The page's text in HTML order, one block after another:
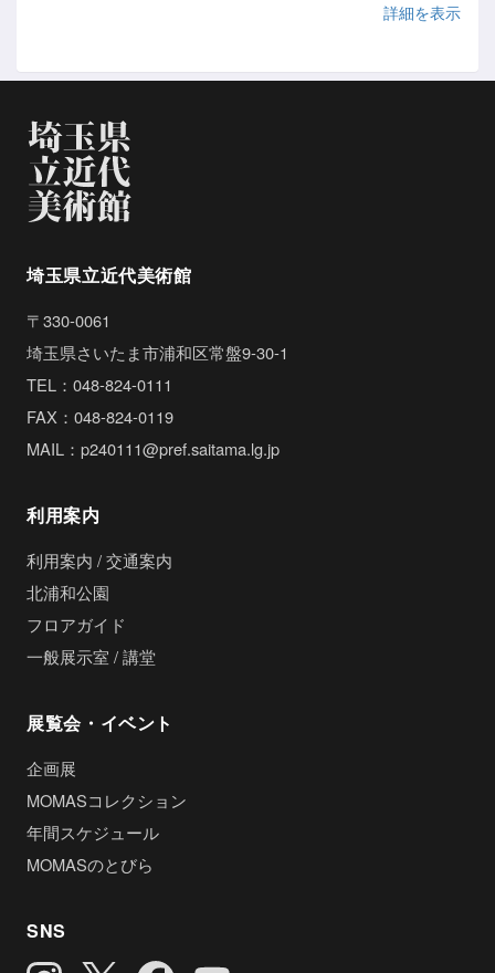
詳細を表示
埼玉県立近代美術館
〒330-0061
埼玉県さいたま市浦和区常盤9-30-1
TEL：048-824-0111
FAX：048-824-0119
MAIL：p240111@pref.saitama.lg.jp
利用案内
利用案内 / 交通案内
北浦和公園
フロアガイド
一般展示室 / 講堂
展覧会・イベント
企画展
MOMASコレクション
年間スケジュール
MOMASのとびら
SNS